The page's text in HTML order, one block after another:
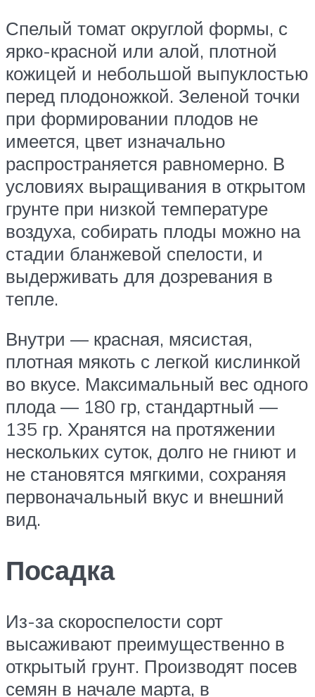
Спелый томат округлой формы, с
ярко-красной или алой, плотной
кожицей и небольшой выпуклостью
перед плодоножкой. Зеленой точки
при формировании плодов не
имеется, цвет изначально
распространяется равномерно. В
условиях выращивания в открытом
грунте при низкой температуре
воздуха, собирать плоды можно на
стадии бланжевой спелости, и
выдерживать для дозревания в
тепле.
Внутри — красная, мясистая,
плотная мякоть с легкой кислинкой
во вкусе. Максимальный вес одного
плода — 180 гр, стандартный —
135 гр. Хранятся на протяжении
нескольких суток, долго не гниют и
не становятся мягкими, сохраняя
первоначальный вкус и внешний
вид.
Посадка
Из-за скороспелости сорт
высаживают преимущественно в
открытый грунт. Производят посев
семян в начале марта, в